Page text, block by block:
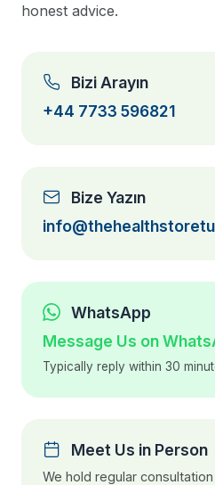
honest advice.
Bizi Arayın
+44 7733 596821
Bize Yazın
WhatsApp
Message Us on
Typically reply within 30
Meet Us in Person
We hold regular